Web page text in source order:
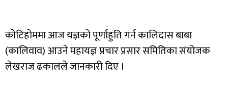
कोटिहोममा आज यज्ञको पूर्णाहुति गर्न कालिदास बाबा
(कालिवाव) आउने महायज्ञ प्रचार प्रसार समितिका संयोजक
लेखराज ढकालले जानकारी दिए ।